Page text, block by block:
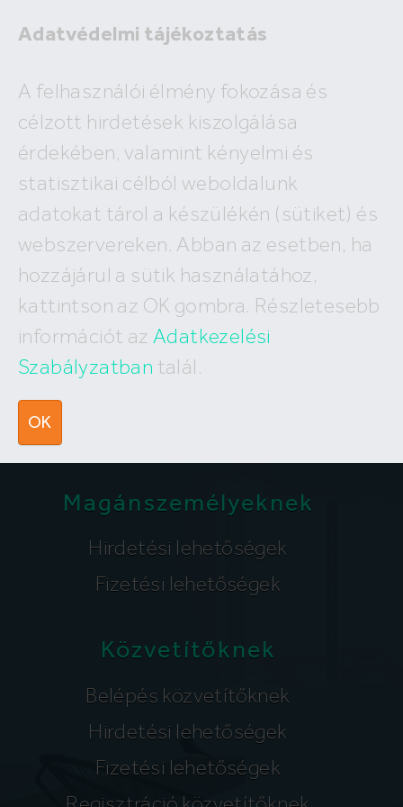
Adatvédelmi tájékoztatás
A felhasználói élmény fokozása és
célzott hirdetések kiszolgálása
érdekében, valamint kényelmi és
statisztikai célból weboldalunk
adatokat tárol a készülékén (sütiket) és
webszervereken. Abban az esetben, ha
hozzájárul a sütik használatához,
kattintson az OK gombra. Részletesebb
információt az Adatkezelési
Szabályzatban talál.
OK
A megadott ingatlan már nem
szerepel az adatbázisunkban!
Hívj minket
+36 (30) 550 5566
Írj nekünk
Magánszemélyeknek
Hirdetési lehetőségek
Fizetési lehetőségek
Közvetítőknek
Belépés közvetítőknek
Hirdetési lehetőségek
Fizetési lehetőségek